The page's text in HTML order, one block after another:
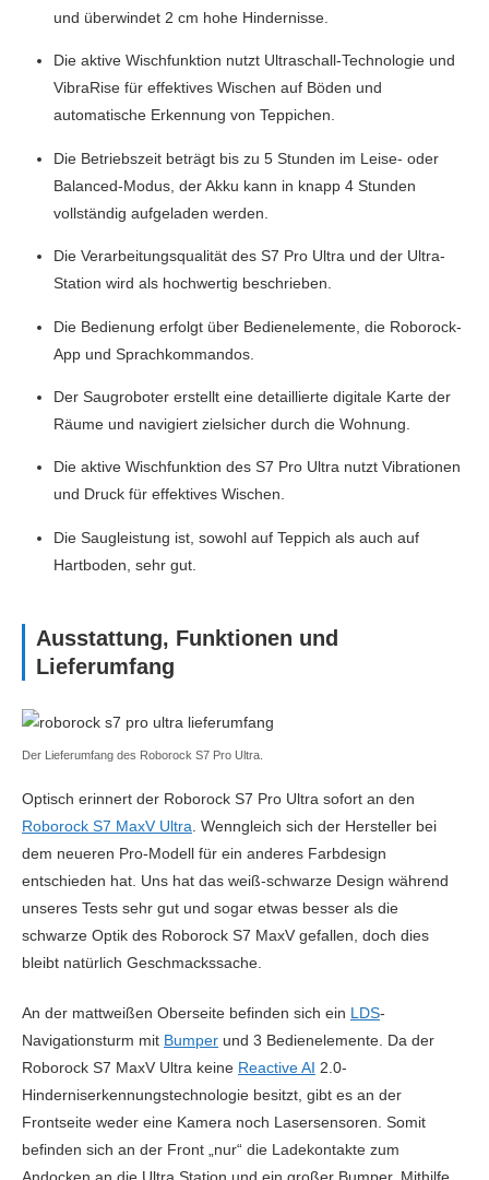
und überwindet 2 cm hohe Hindernisse.
Die aktive Wischfunktion nutzt Ultraschall-Technologie und
VibraRise für effektives Wischen auf Böden und
automatische Erkennung von Teppichen.
Die Betriebszeit beträgt bis zu 5 Stunden im Leise- oder
Balanced-Modus, der Akku kann in knapp 4 Stunden
vollständig aufgeladen werden.
Die Verarbeitungsqualität des S7 Pro Ultra und der Ultra-
Station wird als hochwertig beschrieben.
Die Bedienung erfolgt über Bedienelemente, die Roborock-
App und Sprachkommandos.
Der Saugroboter erstellt eine detaillierte digitale Karte der
Räume und navigiert zielsicher durch die Wohnung.
Die aktive Wischfunktion des S7 Pro Ultra nutzt Vibrationen
und Druck für effektives Wischen.
Die Saugleistung ist, sowohl auf Teppich als auch auf
Hartboden, sehr gut.
Ausstattung, Funktionen und
Lieferumfang
Der Lieferumfang des Roborock S7 Pro Ultra.
Optisch erinnert der Roborock S7 Pro Ultra sofort an den
Roborock S7 MaxV Ultra . Wenngleich sich der Hersteller bei
dem neueren Pro-Modell für ein anderes Farbdesign
entschieden hat. Uns hat das weiß-schwarze Design während
unseres Tests sehr gut und sogar etwas besser als die
schwarze Optik des Roborock S7 MaxV gefallen, doch dies
bleibt natürlich Geschmackssache.
An der mattweißen Oberseite befinden sich ein LDS-
Navigationsturm mit Bumper und 3 Bedienelemente. Da der
Roborock S7 MaxV Ultra keine Reactive AI 2.0-
Hinderniserkennungstechnologie besitzt, gibt es an der
Frontseite weder eine Kamera noch Lasersensoren. Somit
befinden sich an der Front „nur“ die Ladekontakte zum